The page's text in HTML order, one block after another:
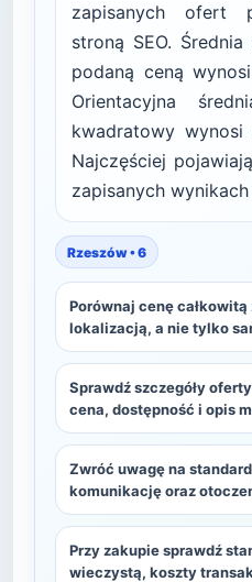
zapisanych ofert
stroną SEO.
podaną ceną
Orientacyjna
kwadratowy wynosi
Najczęściej
zapisanych
Rzeszów • 6
Porównaj cenę całkowitą
lokalizacją, a nie tylko
Sprawdź szczegóły
cena, dostępność i opis
Zwróć uwagę na
komunikację oraz
Przy zakupie sprawdź
wieczystą, koszty